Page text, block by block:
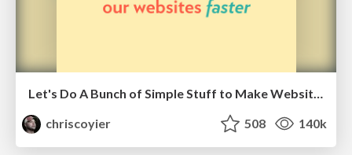
Let's Do A Bunch of Simple Stuff to Make Websites Faster
chriscoyier
508 140k